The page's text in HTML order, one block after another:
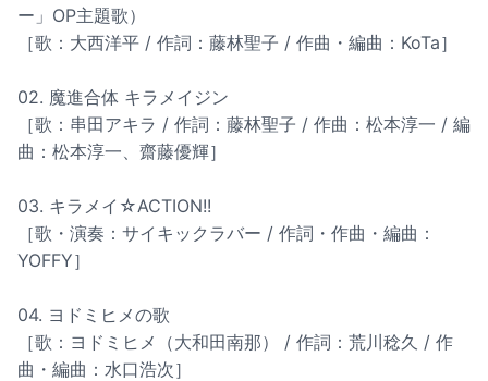
ー」OP主題歌）
［歌：大西洋平 / 作詞：藤林聖子 / 作曲・編曲：KoTa］
02. 魔進合体 キラメイジン
［歌：串田アキラ / 作詞：藤林聖子 / 作曲：松本淳一 / 編
曲：松本淳一、齋藤優輝］
03. キラメイ☆ACTION!!
［歌・演奏：サイキックラバー / 作詞・作曲・編曲：
YOFFY］
04. ヨドミヒメの歌
［歌：ヨドミヒメ（大和田南那） / 作詞：荒川稔久 / 作
曲・編曲：水口浩次］